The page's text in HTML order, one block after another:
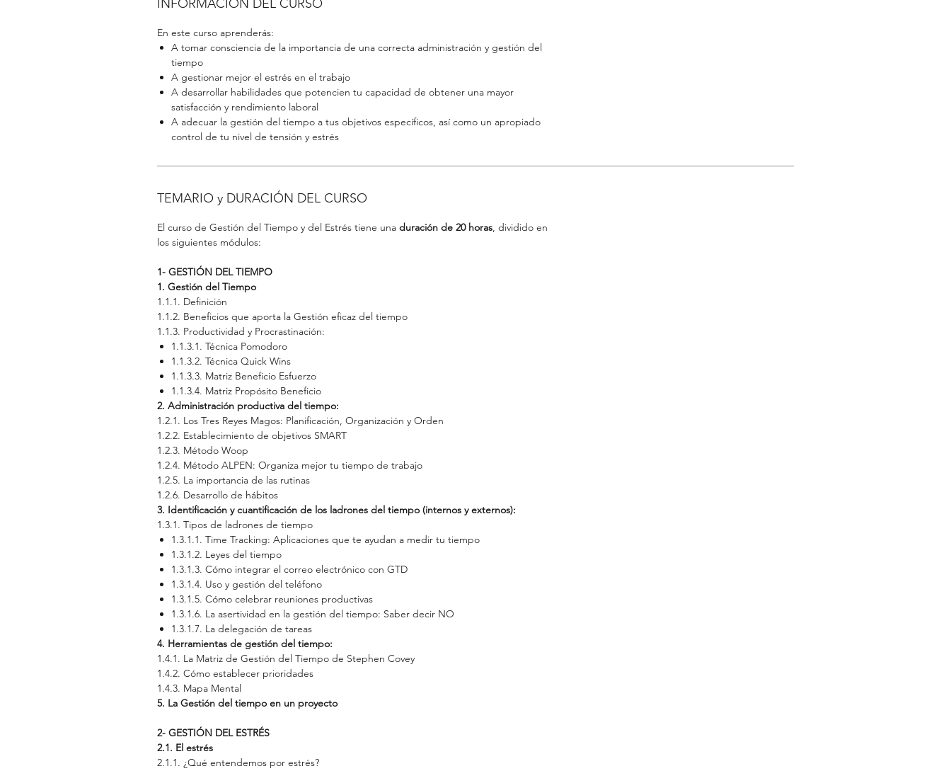
que mejorarán, en poco tiempo, tu calidad de vida.
INFORMACIÓN DEL CURSO
En este curso aprenderás:
A tomar consciencia de la importancia de una correcta administración y gestión del
tiempo
A gestionar mejor el estrés en el trabajo
A desarrollar habilidades que potencien tu capacidad de obtener una mayor
satisfacción y rendimiento laboral
A adecuar la gestión del tiempo a tus objetivos específicos, así como un apropiado
control de tu nivel de tensión y estrés
TEMARIO y DURACIÓN DEL CURSO
El curso de Gestión del Tiempo y del Estrés tiene una duración de 20 horas, dividido en
los siguientes módulos:
1- GESTIÓN DEL TIEMPO
1. Gestión del Tiempo
1.1.1. Definición
1.1.2. Beneficios que aporta la Gestión eficaz del tiempo
1.1.3. Productividad y Procrastinación:
1.1.3.1. Técnica Pomodoro
1.1.3.2. Técnica Quick Wins
1.1.3.3. Matriz Beneficio Esfuerzo
1.1.3.4. Matriz Propósito Beneficio
2. Administración productiva del tiempo:
1.2.1. Los Tres Reyes Magos: Planificación, Organización y Orden
1.2.2. Establecimiento de objetivos SMART
1.2.3. Método Woop
1.2.4. Método ALPEN: Organiza mejor tu tiempo de trabajo
1.2.5. La importancia de las rutinas
1.2.6. Desarrollo de hábitos
3. Identificación y cuantificación de los ladrones del tiempo (internos y externos):
1.3.1. Tipos de ladrones de tiempo
1.3.1.1. Time Tracking: Aplicaciones que te ayudan a medir tu tiempo
1.3.1.2. Leyes del tiempo
1.3.1.3. Cómo integrar el correo electrónico con GTD
1.3.1.4. Uso y gestión del teléfono
1.3.1.5. Cómo celebrar reuniones productivas
1.3.1.6. La asertividad en la gestión del tiempo: Saber decir NO
1.3.1.7. La delegación de tareas
4. Herramientas de gestión del tiempo:
1.4.1. La Matriz de Gestión del Tiempo de Stephen Covey
1.4.2. Cómo establecer prioridades
1.4.3. Mapa Mental
5. La Gestión del tiempo en un proyecto
2- GESTIÓN DEL ESTRÉS
2.1. El estrés
2.1.1. ¿Qué entendemos por estrés?